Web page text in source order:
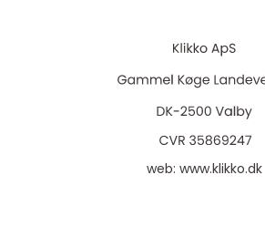
web: www.klikko.dk